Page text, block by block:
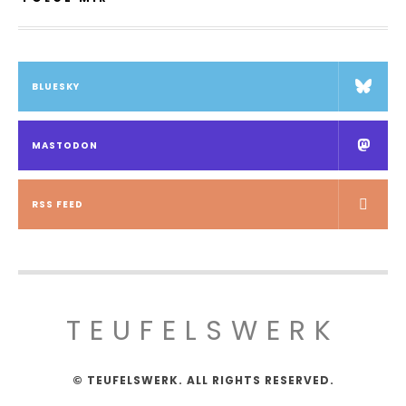
BLUESKY
MASTODON
RSS FEED
TEUFELSWERK
© TEUFELSWERK. ALL RIGHTS RESERVED.